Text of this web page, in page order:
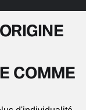
COMME